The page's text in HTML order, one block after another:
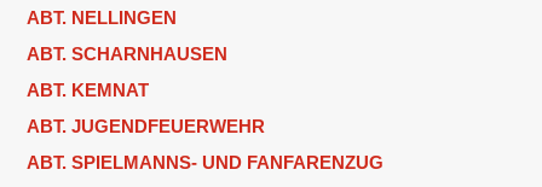
ABT. NELLINGEN
ABT. SCHARNHAUSEN
ABT. KEMNAT
ABT. JUGENDFEUERWEHR
ABT. SPIELMANNS- UND FANFARENZUG